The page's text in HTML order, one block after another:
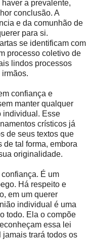
a prevalente,
conclusão. A
e da comunhão de
para si.
se identificam com
processo coletivo de
lindos processos
confiança e
manter qualquer
individual. Esse
crísticos já
de seus textos que
de tal forma, embora
originalidade.
É um
Há respeito e
em um querer
individual é uma
todo. Ela o compõe
essa lei
trará todos os